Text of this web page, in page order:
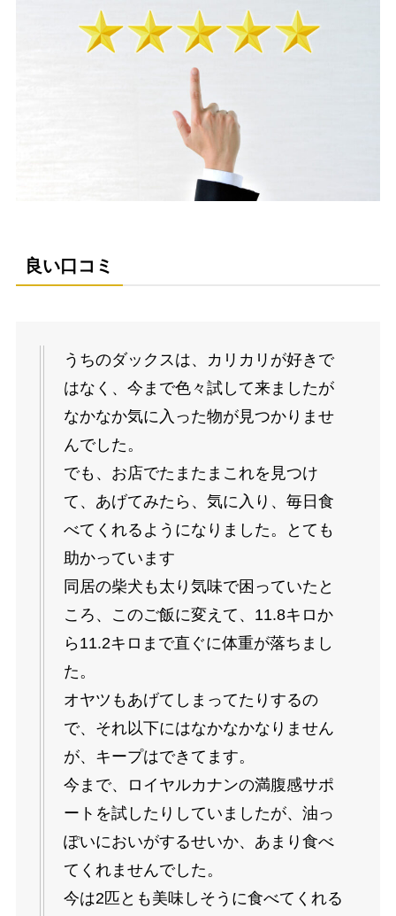
良い口コミ
うちのダックスは、カリカリが好きで
はなく、今まで色々試して来ましたが
なかなか気に入った物が見つかりませ
んでした。
でも、お店でたまたまこれを見つけ
て、あげてみたら、気に入り、毎日食
べてくれるようになりました。とても
助かっています
同居の柴犬も太り気味で困っていたと
ころ、このご飯に変えて、11.8キロか
ら11.2キロまで直ぐに体重が落ちまし
た。
オヤツもあげてしまってたりするの
で、それ以下にはなかなかなりません
が、キープはできてます。
今まで、ロイヤルカナンの満腹感サポ
ートを試したりしていましたが、油っ
ぽいにおいがするせいか、あまり食べ
てくれませんでした。
今は2匹とも美味しそうに食べてくれる